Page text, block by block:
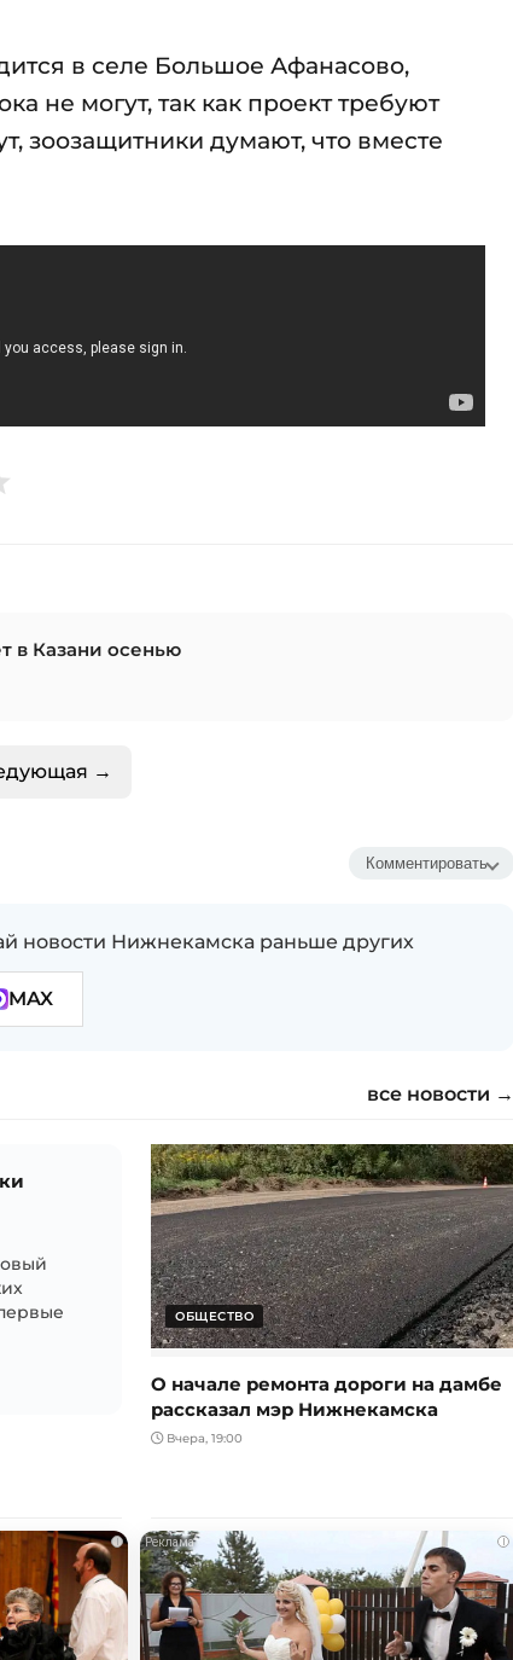
в селе Большое Афанасово,
не могут, так как проект требуют
зоозащитники думают, что вместе
в Казани осенью
→
Комментировать
новости Нижнекамска раньше других
MAX
все новости →
ОБЩЕСТВО
О начале ремонта дороги на дамбе
рассказал мэр Нижнекамска
Вчера, 19:00
i i